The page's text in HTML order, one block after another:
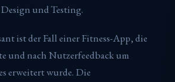
und Testing.
ist der Fall einer Fitness-App, die
und nach Nutzerfeedback um
erweitert wurde. Die